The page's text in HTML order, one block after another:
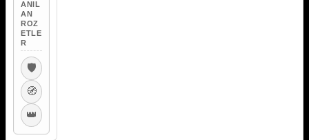
ANIL
AN
ROZ
ETLE
R
🛡️
🧭
👑